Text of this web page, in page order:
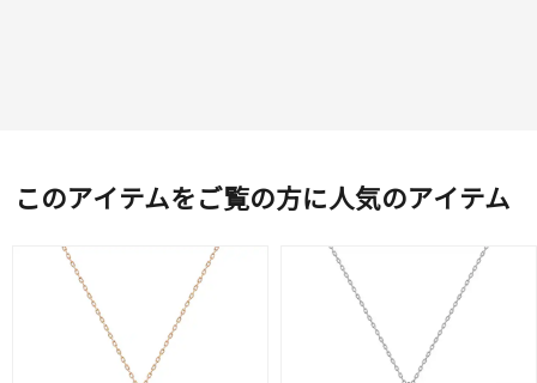
このアイテムをご覧の方に人気のアイテム